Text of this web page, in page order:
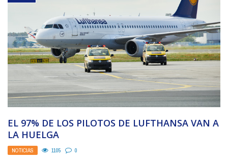
EL 97% DE LOS PILOTOS DE LUFTHANSA VAN A
LA HUELGA
NOTICIAS 1105 0